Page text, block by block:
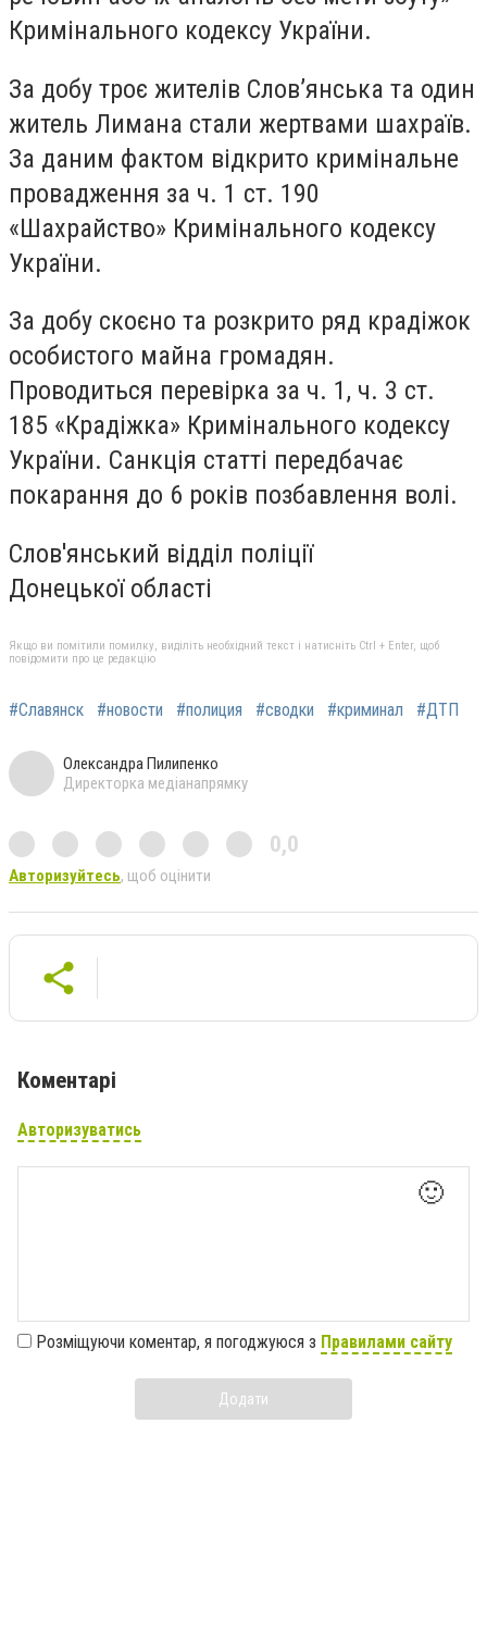
Кримінального кодексу України.
За добу троє жителів Слов’янська та один
житель Лимана стали жертвами шахраїв.
За даним фактом відкрито кримінальне
провадження за ч. 1 ст. 190
«Шахрайство» Кримінального кодексу
України.
За добу скоєно та розкрито ряд крадіжок
особистого майна громадян.
Проводиться перевірка за ч. 1, ч. 3 ст.
185 «Крадіжка» Кримінального кодексу
України. Санкція статті передбачає
покарання до 6 років позбавлення волі.
Слов'янський відділ поліції
Донецької області
Якщо ви помітили помилку, виділіть необхідний текст і натисніть Ctrl + Enter, щоб
повідомити про це редакцію
#Славянск #новости #полиция #сводки #криминал #ДТП
Олександра Пилипенко
Директорка медіанапрямку
0,0
Авторизуйтесь, щоб оцінити
Коментарі
Авторизуватись
🙂
Розміщуючи коментар, я погоджуюся з Правилами сайту
Додати